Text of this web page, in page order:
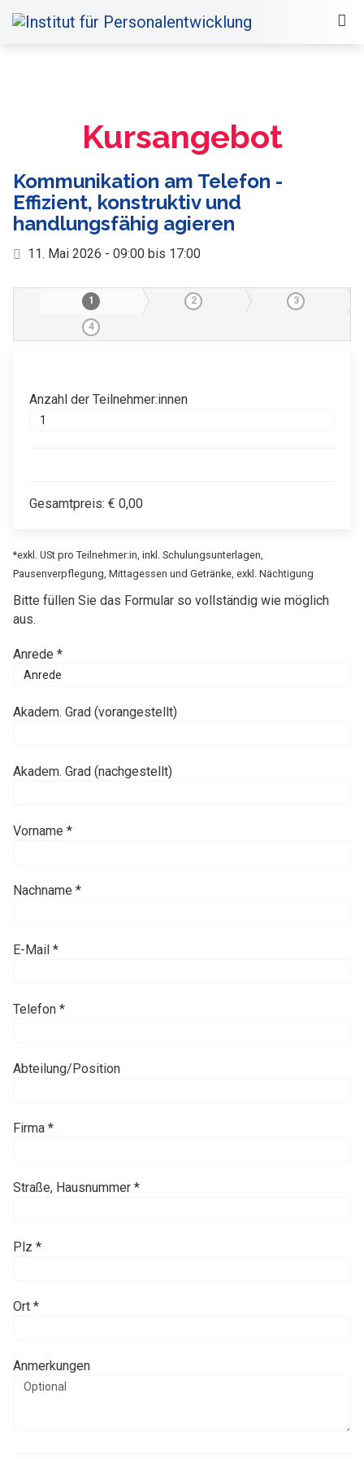
Kursangebot
Kommunikation am Telefon -
Effizient, konstruktiv und
handlungsfähig agieren
11. Mai 2026 - 09:00 bis 17:00
1 2 3
4
Anzahl der Teilnehmer:innen
Gesamtpreis: € 0,00
*exkl. USt pro Teilnehmer:in, inkl. Schulungsunterlagen,
Pausenverpflegung, Mittagessen und Getränke, exkl. Nächtigung
Bitte füllen Sie das Formular so vollständig wie möglich
aus.
Anrede *
Akadem. Grad (vorangestellt)
Akadem. Grad (nachgestellt)
Vorname *
Nachname *
E-Mail *
Telefon *
Abteilung/Position
Firma *
Straße, Hausnummer *
Plz *
Ort *
Anmerkungen